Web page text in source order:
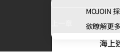
海上
MOJOIN
欲瞭解更